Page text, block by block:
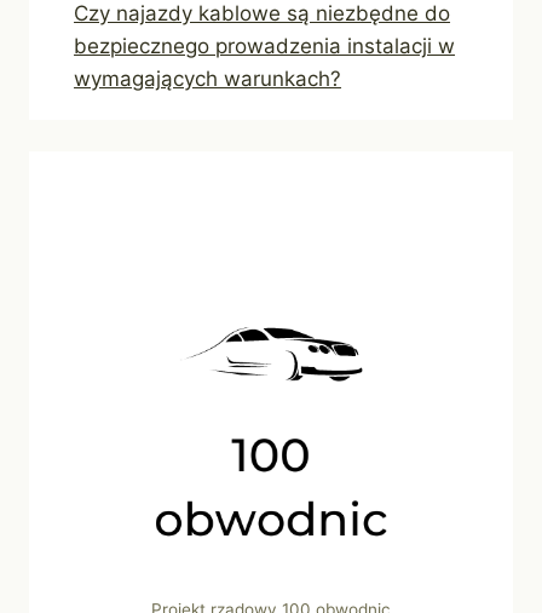
Czy najazdy kablowe są niezbędne do
bezpiecznego prowadzenia instalacji w
wymagających warunkach?
Projekt rządowy 100 obwodnic